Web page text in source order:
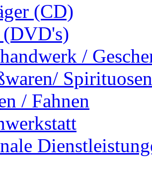
(CD)
/
Spirituosen
/ Fahnen